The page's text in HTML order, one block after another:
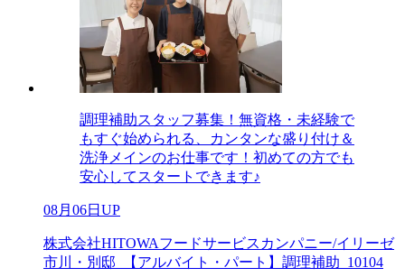
調理補助スタッフ募集！無資格・未経験で
もすぐ始められる、カンタンな盛り付け＆
洗浄メインのお仕事です！初めての方でも
安心してスタートできます♪
08月06日UP
株式会社HITOWAフードサービスカンパニー/イリーゼ
市川・別邸_【アルバイト・パート】調理補助_10104